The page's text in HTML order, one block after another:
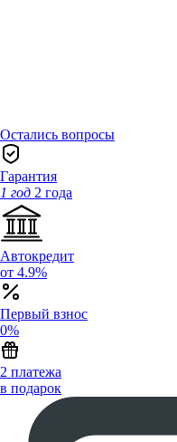
Остались вопросы
Гарантия
1 год 2 года
Автокредит
от 4.9%
Первый взнос
0%
2 платежа
в подарок